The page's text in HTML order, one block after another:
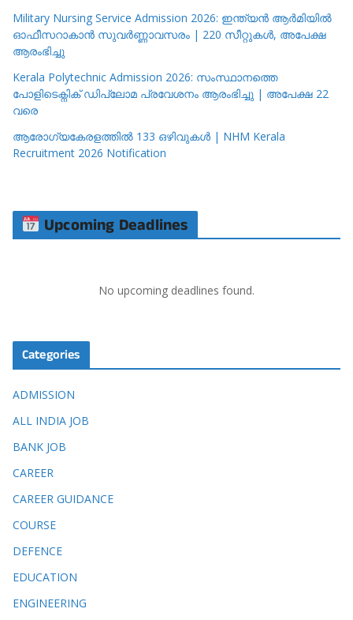
Military Nursing Service Admission 2026: ഇന്ത്യൻ ആർമിയിൽ
ഓഫീസറാകാൻ സുവർണ്ണാവസരം | 220 സീറ്റുകൾ, അപേക്ഷ
ആരംഭിച്ചു
Kerala Polytechnic Admission 2026: സംസ്ഥാനത്തെ
പോളിടെക്നിക് ഡിപ്ലോമ പ്രവേശനം ആരംഭിച്ചു | അപേക്ഷ 22
വരെ
ആരോഗ്യകേരളത്തിൽ 133 ഒഴിവുകൾ | NHM Kerala
Recruitment 2026 Notification
Upcoming Deadlines
No upcoming deadlines found.
Categories
ADMISSION
ALL INDIA JOB
BANK JOB
CAREER
CAREER GUIDANCE
COURSE
DEFENCE
EDUCATION
ENGINEERING